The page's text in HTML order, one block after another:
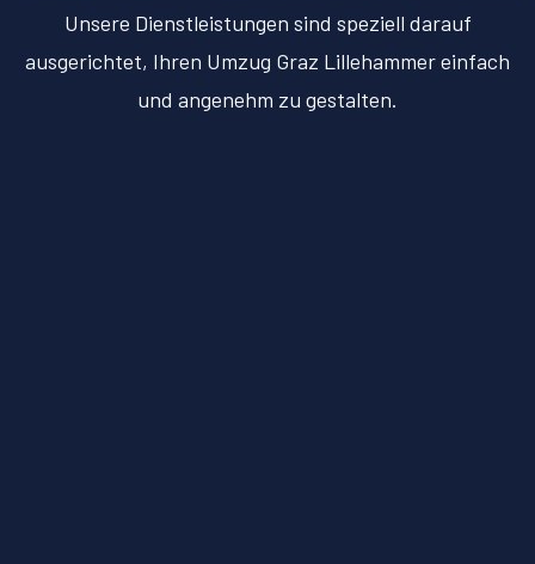
Unsere Dienstleistungen sind speziell darauf
ausgerichtet, Ihren Umzug Graz Lillehammer einfach
und angenehm zu gestalten.